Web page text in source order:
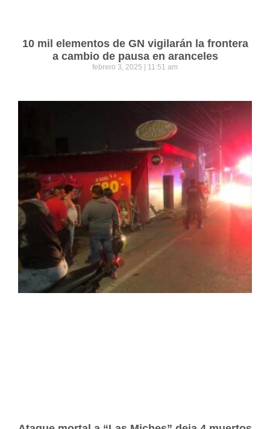
10 mil elementos de GN vigilarán la frontera
a cambio de pausa en aranceles
febrero 3, 2025 11:51 am